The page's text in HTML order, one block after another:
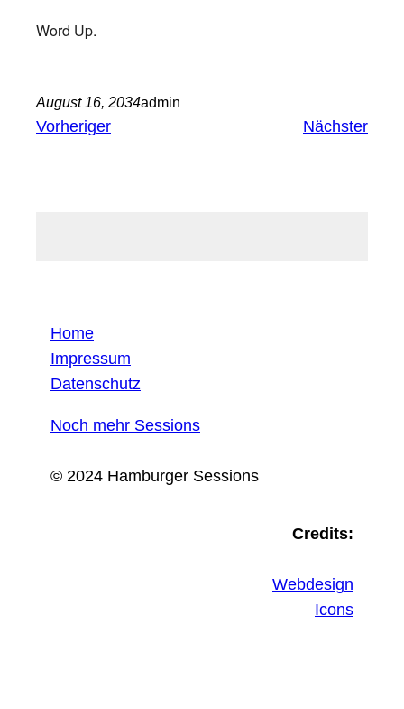
Word Up.
August 16, 2034admin
Vorheriger Nächster
Home
Impressum
Datenschutz
Noch mehr Sessions
© 2024 Hamburger Sessions
Credits:
Webdesign
Icons